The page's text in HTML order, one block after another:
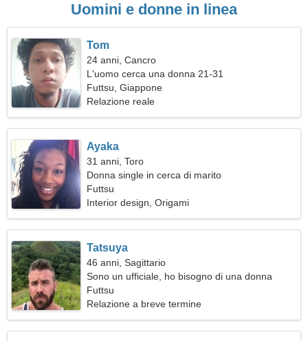
Uomini e donne in linea
Tom
24 anni, Cancro
L'uomo cerca una donna 21-31
Futtsu, Giappone
Relazione reale
Ayaka
31 anni, Toro
Donna single in cerca di marito
Futtsu
Interior design, Origami
Tatsuya
46 anni, Sagittario
Sono un ufficiale, ho bisogno di una donna
perfetta
Futtsu
Relazione a breve termine